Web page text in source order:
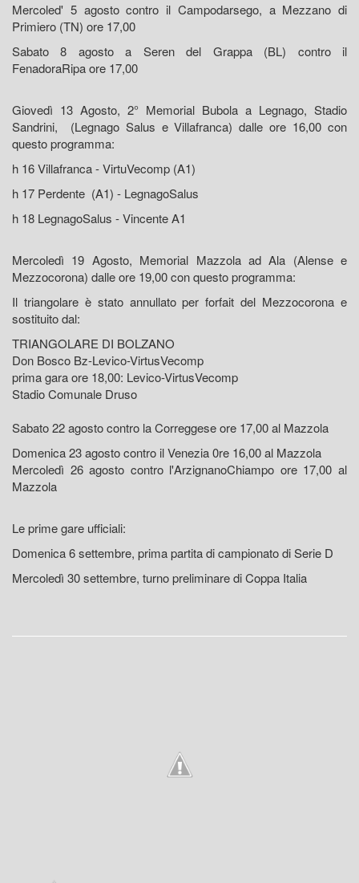
Mercoled' 5 agosto contro il Campodarsego, a Mezzano di
Primiero (TN) ore 17,00
Sabato 8 agosto a Seren del Grappa (BL) contro il
FenadoraRipa ore 17,00
Giovedì 13 Agosto, 2° Memorial Bubola a Legnago, Stadio
Sandrini, (Legnago Salus e Villafranca) dalle ore 16,00 con
questo programma:
h 16 Villafranca - VirtuVecomp (A1)
h 17 Perdente (A1) - LegnagoSalus
h 18 LegnagoSalus - Vincente A1
Mercoledì 19 Agosto, Memorial Mazzola ad Ala (Alense e
Mezzocorona) dalle ore 19,00 con questo programma:
Il triangolare è stato annullato per forfait del Mezzocorona e
sostituito dal:
TRIANGOLARE DI BOLZANO
Don Bosco Bz-Levico-VirtusVecomp
prima gara ore 18,00: Levico-VirtusVecomp
Stadio Comunale Druso
Sabato 22 agosto contro la Correggese ore 17,00 al Mazzola
Domenica 23 agosto contro il Venezia 0re 16,00 al Mazzola
Mercoledì 26 agosto contro l'ArzignanoChiampo ore 17,00 al
Mazzola
Le prime gare ufficiali:
Domenica 6 settembre, prima partita di campionato di Serie D
Mercoledì 30 settembre, turno preliminare di Coppa Italia